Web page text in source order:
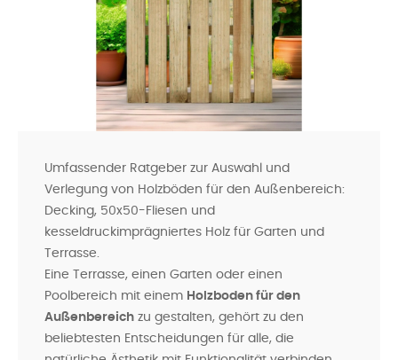
Umfassender Ratgeber zur Auswahl und
Verlegung von Holzböden für den Außenbereich:
Decking, 50x50-Fliesen und
kesseldruckimprägniertes Holz für Garten und
Terrasse.
Eine Terrasse, einen Garten oder einen
Poolbereich mit einem Holzboden für den
Außenbereich zu gestalten, gehört zu den
beliebtesten Entscheidungen für alle, die